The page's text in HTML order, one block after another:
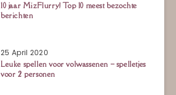
10 jaar MizFlurry! Top 10 meest bezochte
berichten
25 April 2020
Leuke spellen voor volwassenen – spelletjes
voor 2 personen